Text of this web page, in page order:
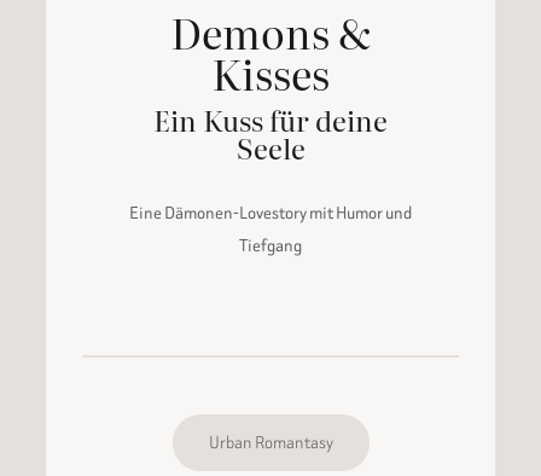
Demons &
Kisses
Ein Kuss für deine
Seele
Eine Dämonen-Lovestory mit Humor und
Tiefgang
Urban Romantasy